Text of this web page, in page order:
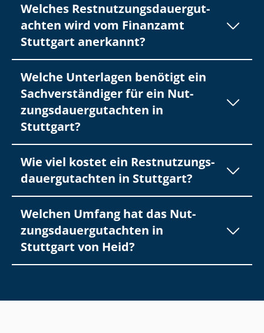
Welches Rest­nut­zungs­dau­er­gut­
ach­ten wird vom Finanzamt
Stuttgart anerkannt?
Welche Unterlagen benötigt ein
Sach­ver­stän­di­ger für ein Nut­
zungs­dau­er­gut­ach­ten in
Stuttgart?
Wie viel kostet ein Rest­nut­zungs­
dau­er­gut­ach­ten in Stuttgart?
Welchen Umfang hat das Nut­
zungs­dau­er­gut­ach­ten in
Stuttgart von Heid?